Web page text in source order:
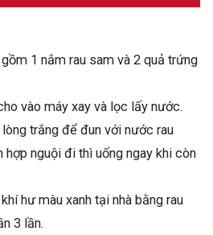
1 nắm rau sam và 2 quả trứng
vào máy xay và lọc lấy nước.
trắng để đun với nước rau
hợp nguội đi thì uống ngay khi còn
hư màu xanh tại nhà bằng rau
3 lần.